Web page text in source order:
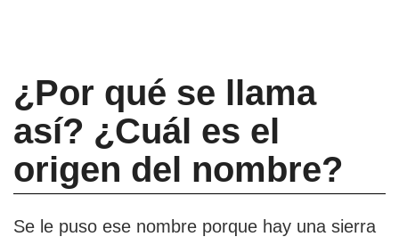
¿Por qué se llama
así? ¿Cuál es el
origen del nombre?
Se le puso ese nombre porque hay una sierra